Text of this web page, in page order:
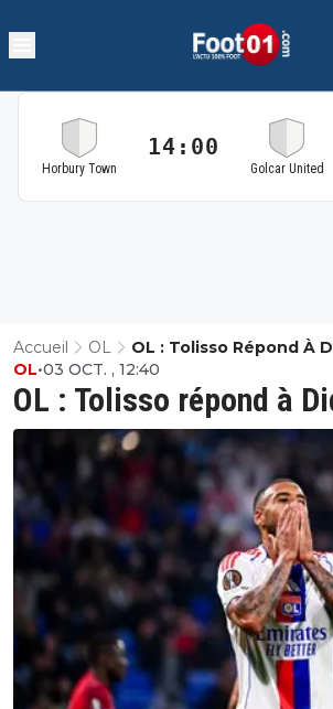
Horbury Town
14:00
Golcar United
Accueil OL OL : Tolisso Répond À
OL : Tolisso répond à
OL•03 OCT. , 12:40